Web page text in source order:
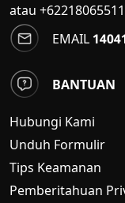
atau
EMAIL
BANTUAN
Hubungi Kami
Unduh Formulir
Tips Keamanan
Pemberitahuan